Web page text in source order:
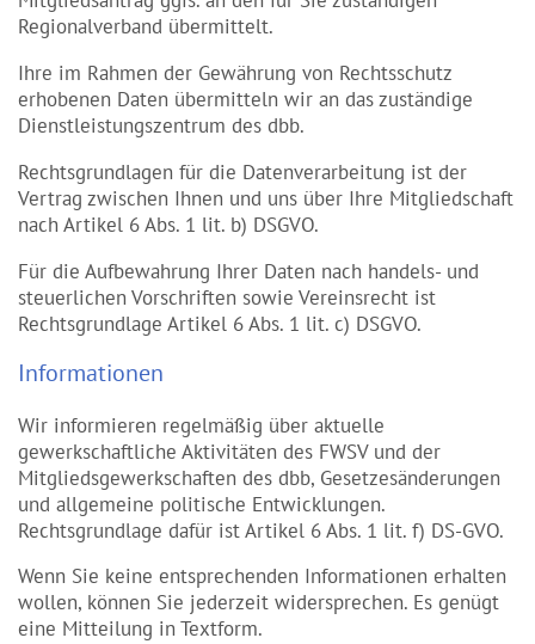
Regionalverband übermittelt.
Ihre im Rahmen der Gewährung von Rechtsschutz
erhobenen Daten übermitteln wir an das zuständige
Dienstleistungszentrum des dbb.
Rechtsgrundlagen für die Datenverarbeitung ist der
Vertrag zwischen Ihnen und uns über Ihre Mitgliedschaft
nach Artikel 6 Abs. 1 lit. b) DSGVO.
Für die Aufbewahrung Ihrer Daten nach handels- und
steuerlichen Vorschriften sowie Vereinsrecht ist
Rechtsgrundlage Artikel 6 Abs. 1 lit. c) DSGVO.
Informationen
Wir informieren regelmäßig über aktuelle
gewerkschaftliche Aktivitäten des FWSV und der
Mitgliedsgewerkschaften des dbb, Gesetzesänderungen
und allgemeine politische Entwicklungen.
Rechtsgrundlage dafür ist Artikel 6 Abs. 1 lit. f) DS-GVO.
Wenn Sie keine entsprechenden Informationen erhalten
wollen, können Sie jederzeit widersprechen. Es genügt
eine Mitteilung in Textform.